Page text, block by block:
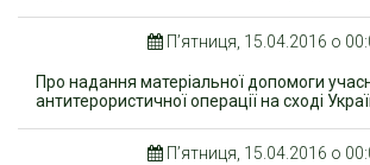
П’ятниця, 15.04.2016 о
Про надання матеріальної допомоги
антитерористичної операції на сході
П’ятниця, 15.04.2016 о